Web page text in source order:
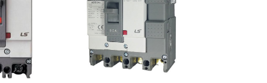
nhi╦çt ─æ╦╣ kh├┤ng qu├í cao
─æiß╗çn v├á c├│ biß╗çn ph├íp an to├án
80A), si╦ët chß║╖t c├íc ─æß║žu cß╗æc ─æß╗ïnh